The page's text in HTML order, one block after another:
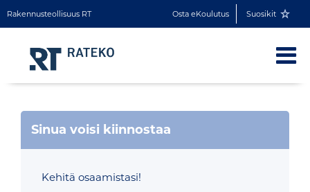
Rakennusteollisuus RT Osta eKoulutus Suosikit
Sinua voisi kiinnostaa
Kehitä osaamistasi!